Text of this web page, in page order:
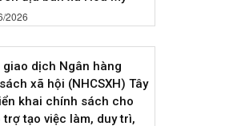
2026
giao dịch Ngân hàng
xã hội (NHCSXH) Tây
khai chính sách cho
trợ tạo việc làm, duy trì,